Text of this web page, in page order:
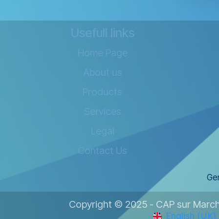
Usefull links
Home Page
About us
Products
Services
Legal
Contact Us
Copyright © 2025 - CAP sur
English (UK)